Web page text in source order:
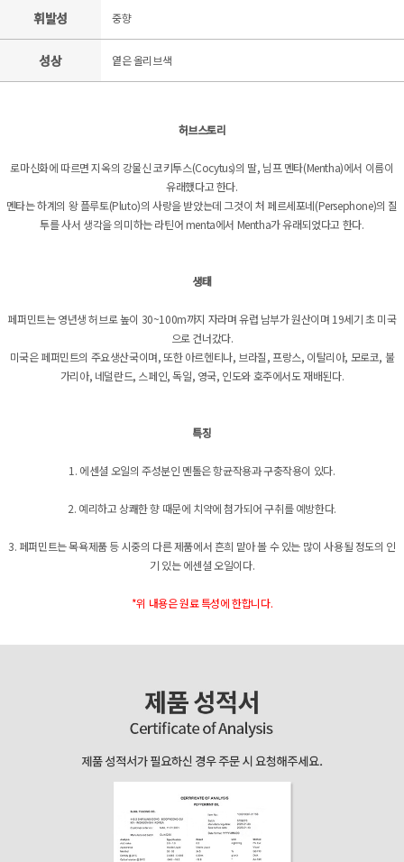
휘발성 중향
성상 옅은 올리브색
허브스토리
로마신화에 따르면 지옥의 강물신 코키투스(Cocytus)의 딸, 님프 멘타(Mentha)에서 이름이
유래했다고 한다.
멘타는 하계의 왕 플루토(Pluto)의 사랑을 받았는데 그것이 처 페르세포네(Persephone)의 질
투를 사서 생각을 의미하는 라틴어 menta에서 Mentha가 유래되었다고 한다.
생태
페퍼민트는 영년생 허브로 높이 30~100m까지 자라며 유럽 남부가 원산이며 19세기 초 미국
으로 건너갔다.
미국은 페퍼민트의 주요생산국이며, 또한 아르헨티나, 브라질, 프랑스, 이탈리아, 모로코, 불
가리아, 네덜란드, 스페인, 독일, 영국, 인도와 호주에서도 재배된다.
특징
1. 에센셜 오일의 주성분인 멘톨은 항균작용과 구충작용이 있다.
2. 예리하고 상쾌한 향 때문에 치약에 첨가되어 구취를 예방한다.
3. 페퍼민트는 목욕제품 등 시중의 다른 제품에서 흔희 맡아 볼 수 있는 많이 사용될 정도의 인
기 있는 에센셜 오일이다.
*위 내용은 원료 특성에 한합니다.